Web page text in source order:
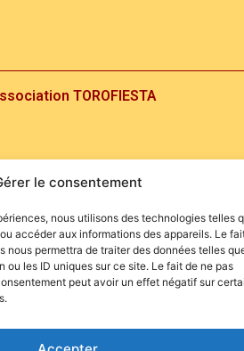
le consentement
nous utilisons des technologies telles
accéder aux informations des appareils. Le
nous permettra de traiter des données telles
ou les ID uniques sur ce site. Le fait de ne pas
peut avoir un effet négatif sur
TOROFIESTA